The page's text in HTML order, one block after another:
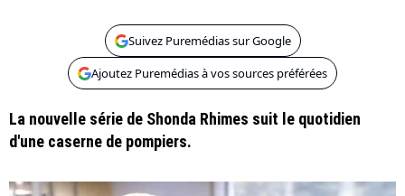
Suivez Puremédias sur Google
Ajoutez Puremédias à vos sources préférées
La nouvelle série de Shonda Rhimes suit le quotidien
d'une caserne de pompiers.